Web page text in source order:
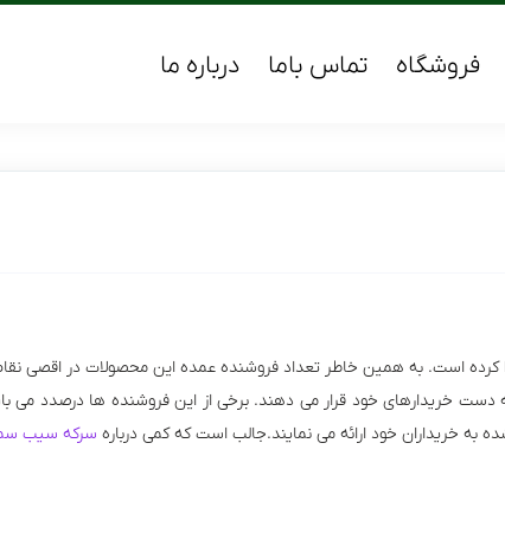
فروشگاه تماس باما درباره ما
است. به همین خاطر تعداد فروشنده عمده این محصولات در اقصی نقاط
دست خریدارهای خود قرار می دهند. برخی از این فروشنده ها درصدد می
خریداران خود ارائه می نمایند.جالب است که کمی درباره سرکه سیب